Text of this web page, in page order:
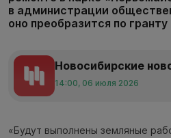
в администрации
оно преобразится по
Новосибирские
14:00, 06 июля 2026
«Будут выполнены земляные